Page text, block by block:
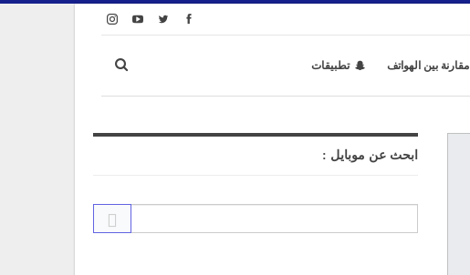
مقارنة بين الهواتف تطبيقات
ابحث عن موبايل :